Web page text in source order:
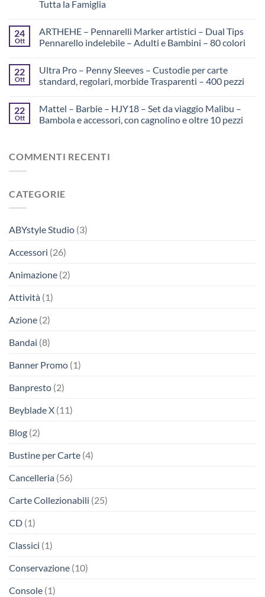
Tutta la Famiglia
24
Ott
ARTHEHE – Pennarelli Marker artistici – Dual Tips
Pennarello indelebile – Adulti e Bambini – 80 colori
22
Ott
Ultra Pro – Penny Sleeves – Custodie per carte
standard, regolari, morbide Trasparenti – 400 pezzi
22
Ott
Mattel – Barbie – HJY18 – Set da viaggio Malibu –
Bambola e accessori, con cagnolino e oltre 10 pezzi
COMMENTI RECENTI
CATEGORIE
ABYstyle Studio (3)
Accessori (26)
Animazione (2)
Attività (1)
Azione (2)
Bandai (8)
Banner Promo (1)
Banpresto (2)
Beyblade X (11)
Blog (2)
Bustine per Carte (4)
Cancelleria (56)
Carte Collezionabili (25)
CD (1)
Classici (1)
Conservazione (10)
Console (1)